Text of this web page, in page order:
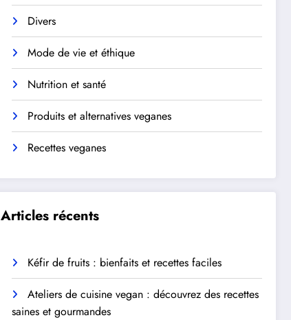
Divers
Mode de vie et éthique
Nutrition et santé
Produits et alternatives veganes
Recettes veganes
Articles récents
Kéfir de fruits : bienfaits et recettes faciles
Ateliers de cuisine vegan : découvrez des recettes
saines et gourmandes